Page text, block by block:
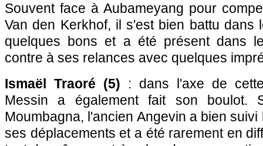
Souvent face à Aubameyang pour
Van den Kerkhof, il s'est bien battu dans
quelques bons et a été présent dans
contre à ses relances avec quelques
Ismaël Traoré (5) : dans l'axe de
Messin a également fait son boulot.
Moumbagna, l'ancien Angevin a bien
ses déplacements et a été rarement en